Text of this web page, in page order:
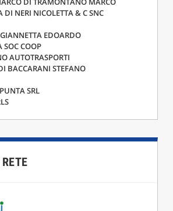
DI NERI NICOLETTA & C SNC
EDOARDO
SOC COOP
AUTOTRASPORTI
BACCARANI STEFANO
SRL